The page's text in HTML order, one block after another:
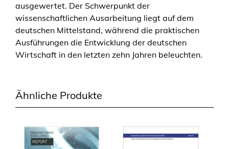
e
R
e
p
o
ausgewertet. Der Schwerpunkt der
wissenschaftlichen Ausarbeitung liegt auf dem
deutschen Mittelstand, während die praktischen
Ausführungen die Entwicklung der deutschen
Wirtschaft in den letzten zehn Jahren beleuchten.
Ähnliche Produkte